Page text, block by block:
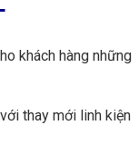
khách hàng những
thay mới linh kiện